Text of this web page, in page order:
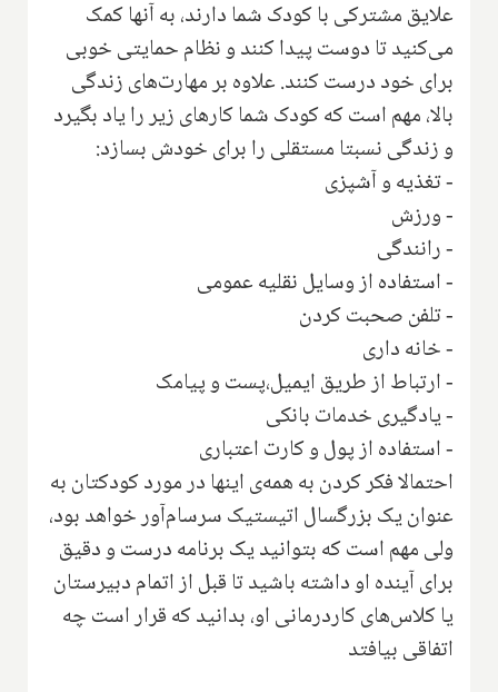
علایق مشترکی با کودک شما دارند، به آنها کمک
می‌کنید تا دوست پیدا کنند و نظام حمایتی خوبی
برای خود درست کنند. علاوه بر مهارت‌های زندگی
بالا، مهم است که کودک شما کارهای زیر را یاد بگیرد
و زندگی نسبتا مستقلی را برای خودش بسازد:
- تغذیه و آشپزی
- ورزش
- رانندگی
- استفاده از وسایل نقلیه عمومی
- تلفن صحبت کردن
- خانه داری
- ارتباط از طریق ایمیل،پست و پیامک
- یادگیری خدمات بانکی
- استفاده از پول و کارت اعتباری
احتمالا فکر کردن به همه‌ی اینها در مورد کودکتان به
عنوان یک بزرگسال اتیستیک سرسام‌آور خواهد بود،
ولی مهم است که بتوانید یک برنامه درست و دقیق
برای آینده او داشته باشید تا قبل از اتمام دبیرستان
یا کلاس‌های کاردرمانی او،‌ بدانید که قرار است چه
اتفاقی بیافتد